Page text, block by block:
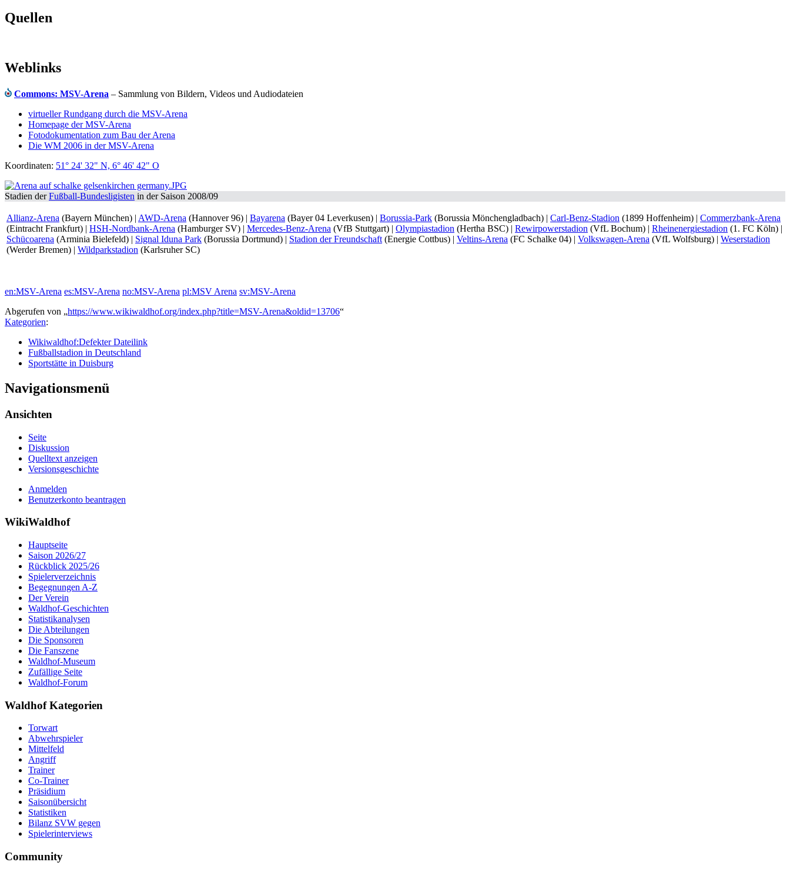
Quellen
Weblinks
Commons: MSV-Arena – Sammlung von Bildern, Videos und Audiodateien
virtueller Rundgang durch die MSV-Arena
Homepage der MSV-Arena
Fotodokumentation zum Bau der Arena
Die WM 2006 in der MSV-Arena
Koordinaten: 51° 24' 32" N, 6° 46' 42" O
Stadien derFußball-Bundesligisten in der Saison 2008/09
Allianz-Arena (Bayern München) | AWD-Arena (Hannover 96) | Bayarena (Bayer 04 Leverkusen) | Borussia-Park (Borussia Mönchengladbach) | Carl-Benz-Stadion (1899 Hoffenheim) | Commerzbank-Arena
(Eintracht Frankfurt) | HSH-Nordbank-Arena (Hamburger SV) | Mercedes-Benz-Arena (VfB Stuttgart) | Olympiastadion (Hertha BSC) | Rewirpowerstadion (VfL Bochum) | Rheinenergiestadion (1. FC Köln) |
Schücoarena (Arminia Bielefeld) | Signal Iduna Park (Borussia Dortmund) | Stadion der Freundschaft (Energie Cottbus) | Veltins-Arena (FC Schalke 04) | Volkswagen-Arena (VfL Wolfsburg) | Weserstadion
(Werder Bremen) | Wildparkstadion (Karlsruher SC)
en:MSV-Arena es:MSV-Arena no:MSV-Arena pl:MSV Arena sv:MSV-Arena
Abgerufen von „https://www.wikiwaldhof.org/index.php?title=MSV-Arena&oldid=13706“
Kategorien:
Wikiwaldhof:Defekter Dateilink
Fußballstadion in Deutschland
Sportstätte in Duisburg
Navigationsmenü
Ansichten
Seite
Diskussion
Quelltext anzeigen
Versionsgeschichte
Anmelden
Benutzerkonto beantragen
WikiWaldhof
Hauptseite
Saison 2026/27
Rückblick 2025/26
Spielerverzeichnis
Begegnungen A-Z
Der Verein
Waldhof-Geschichten
Statistikanalysen
Die Abteilungen
Die Sponsoren
Die Fanszene
Waldhof-Museum
Zufällige Seite
Waldhof-Forum
Waldhof Kategorien
Torwart
Abwehrspieler
Mittelfeld
Angriff
Trainer
Co-Trainer
Präsidium
Saisonübersicht
Statistiken
Bilanz SVW gegen
Spielerinterviews
Community